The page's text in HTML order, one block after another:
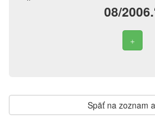
08/2006.
Späť na zoznam